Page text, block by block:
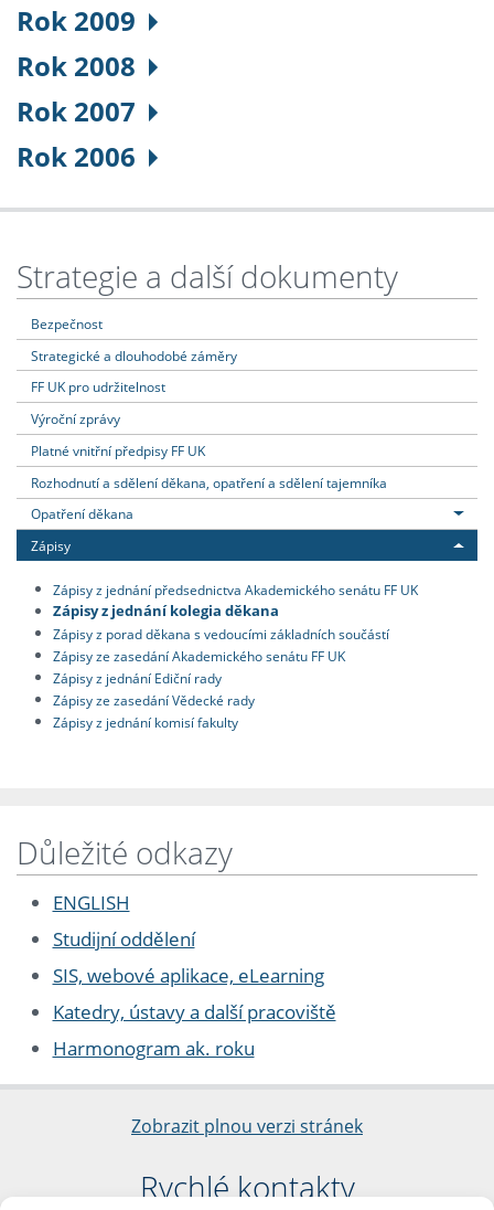
Rok 2009
Rok 2008
Rok 2007
Rok 2006
Strategie a další dokumenty
Bezpečnost
Strategické a dlouhodobé záměry
FF UK pro udržitelnost
Výroční zprávy
Platné vnitřní předpisy FF UK
Rozhodnutí a sdělení děkana, opatření a sdělení tajemníka
Opatření děkana
Zápisy
Zápisy z jednání předsednictva Akademického senátu FF UK
Zápisy z jednání kolegia děkana
Zápisy z porad děkana s vedoucími základních součástí
Zápisy ze zasedání Akademického senátu FF UK
Zápisy z jednání Ediční rady
Zápisy ze zasedání Vědecké rady
Zápisy z jednání komisí fakulty
Důležité odkazy
ENGLISH
Studijní oddělení
SIS, webové aplikace, eLearning
Katedry, ústavy a další pracoviště
Harmonogram ak. roku
Zobrazit plnou verzi stránek
Rychlé kontakty